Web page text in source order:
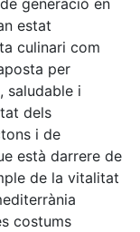
estat
culinari com
per
saludable i
dels
i de
està darrere de
de la vitalitat
costums